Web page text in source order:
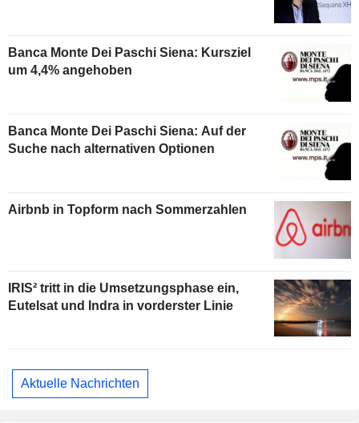
Banca Monte Dei Paschi Siena: Kursziel
um 4,4% angehoben
Banca Monte Dei Paschi Siena: Auf der
Suche nach alternativen Optionen
Airbnb in Topform nach Sommerzahlen
IRIS² tritt in die Umsetzungsphase ein,
Eutelsat und Indra in vorderster Linie
Aktuelle Nachrichten